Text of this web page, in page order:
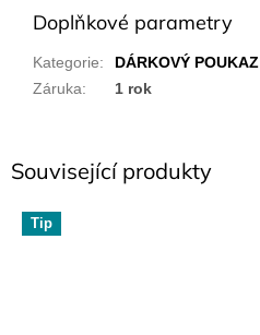
Související produkty
Tip
Doplňkové parametry
Kategorie:
DÁRKOVÝ POUKAZ
Záruka: 1 rok